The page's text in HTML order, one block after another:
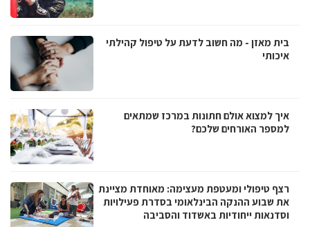
בית מאזן - מה חשוב לדעת על טיפול קהילתי
איכותי
איך למצוא אולם חתונות במרכז שמתאים
למספר האורחים שלכם?
רצף טיפולי ומעטפת מעצימה: מאוחדת מציינת
את שבוע ההנקה הבינלאומי בסדרת פעילויות
וסדנאות ייחודיות באשדוד והסביבה